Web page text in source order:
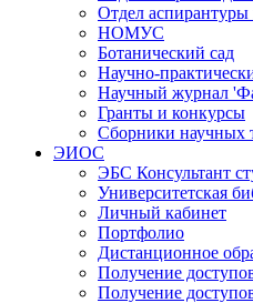
Отдел
НОМУС
Ботанический сад
Научно-
Научный журнал
Гранты и конкурсы
Сборники научных
ЭИОС
ЭБС Консультант
Университетская
Личный кабинет
Портфолио
Дистанционное
Получение
Получение